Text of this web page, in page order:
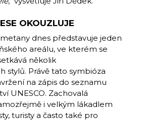
OKOUZLUJE
dnes představuje jeden
areálu, ve kterém se
několik
stylů. Právě tato symbióza
na zápis do seznamu
UNESCO. Zachovalá
i velkým lákadlem
turisty a často také pro